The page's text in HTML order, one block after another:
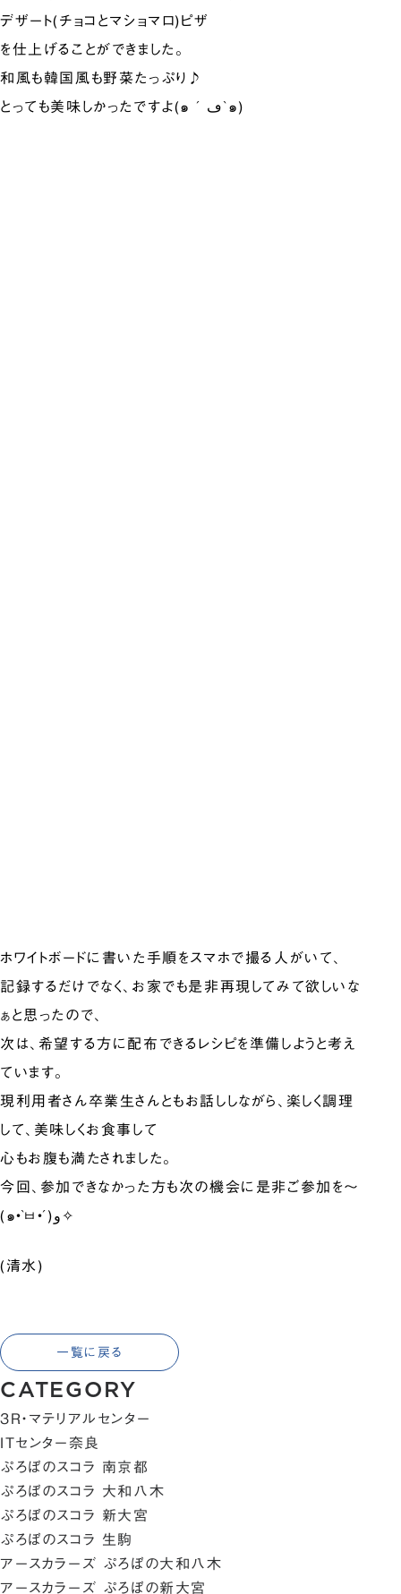
CATEGORY
3R・マテリアルセンター
ITセンター奈良
ぷろぼのスコラ 南京都
ぷろぼのスコラ 大和八木
ぷろぼのスコラ 新大宮
ぷろぼのスコラ 生駒
アースカラーズ ぷろぼの大和八木
アースカラーズ ぷろぼの新大宮
デザート(チョコとマショマロ)ピザ
を仕上げることができました。
和風も韓国風も野菜たっぷり♪
とっても美味しかったですよ(๑´ڡ`๑)
ホワイトボードに書いた手順をスマホで撮る人がいて、
記録するだけでなく、お家でも是非再現してみて欲しいな
ぁと思ったので、
次は、希望する方に配布できるレシピを準備しようと考え
ています。
現利用者さん卒業生さんともお話ししながら、楽しく調理
して、美味しくお食事して
心もお腹も満たされました。
今回、参加できなかった方も次の機会に是非ご参加を〜
(๑•̀ㅂ•́)و✧
(清水)
一覧に戻る